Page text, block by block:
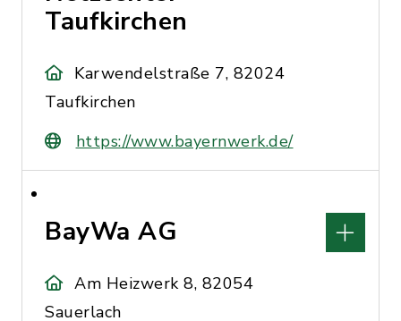
Taufkirchen
Karwendelstraße 7, 82024
Taufkirchen
https://www.bayernwerk.de/
BayWa AG
Am Heizwerk 8, 82054
Sauerlach